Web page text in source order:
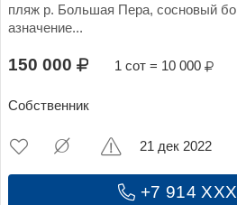
пляж р. Большая Пера, сосновый
азначение...
150 000 1 сот = 10 000
Собственник
+7 914
21 дек 2022